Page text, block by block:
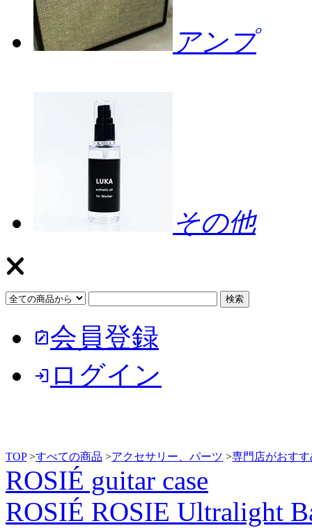
アンプ
その他
note_alt会員登録
login ログイン
TOP >すべての商品 >アクセサリー、パーツ >専門店がおす
ROSIÉ guitar case
ROSIÉ ROSIE Ultralight